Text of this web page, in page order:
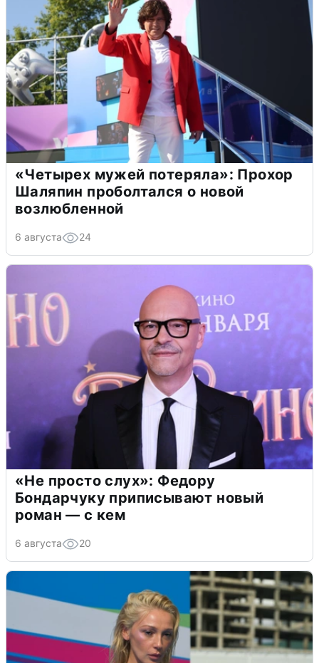
«Четырех мужей потеряла»: Прохор
Шаляпин проболтался о новой
возлюбленной
6 августа 24
«Не просто слух»: Федору
Бондарчуку приписывают новый
роман — с кем
6 августа 20